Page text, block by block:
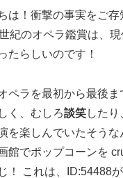
は！衝撃の事実をご存
紀のオペラ鑑賞は、
たらしいのです！
ペラを最初から最後ま
く、むしろ談笑したり
を楽しんでいたそうな
館でポップコーンを
！ これは、ID:54488